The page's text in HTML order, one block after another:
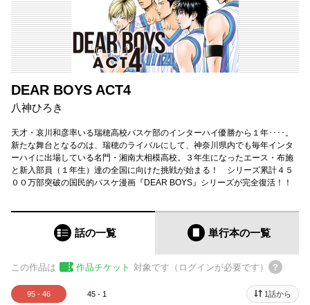
DEAR BOYS ACT4
八神ひろき
天才・哀川和彦率いる瑞穂高校バスケ部のインターハイ優勝から１年････。
新たな舞台となるのは、瑞穂のライバルにして、神奈川県内でも毎年インタ
ーハイに出場している名門・湘南大相模高校。３年生になったエース・布施
と新入部員（１年生）達の全国に向けた挑戦が始まる！ シリーズ累計４５
００万部突破の国民的バスケ漫画『DEAR BOYS』シリーズが完全復活！！
話の一覧 単行本の一覧
この作品は 作品チケット 対象です（ログインが必要です）
95 - 46 45 - 1 1話から